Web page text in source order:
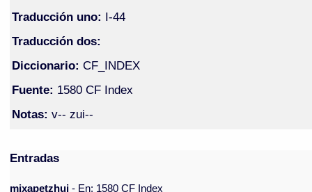
Traducción uno: I-44
Traducción dos:
Diccionario: CF_INDEX
Fuente: 1580 CF Index
Notas: v-- zui--
Entradas
mixapetzhui- En: 1580 CF Index